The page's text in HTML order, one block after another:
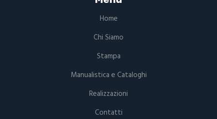
Home
Chi Siamo
Stampa
Manualistica e Cataloghi
Realizzazioni
Contatti